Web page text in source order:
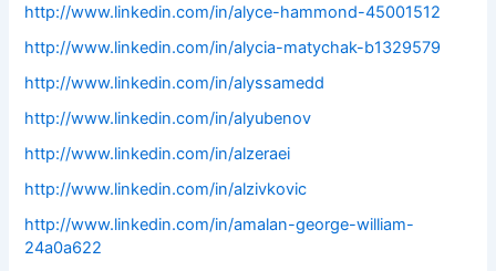
http://www.linkedin.com/in/alyce-hammond-45001512
http://www.linkedin.com/in/alycia-matychak-b1329579
http://www.linkedin.com/in/alyssamedd
http://www.linkedin.com/in/alyubenov
http://www.linkedin.com/in/alzeraei
http://www.linkedin.com/in/alzivkovic
http://www.linkedin.com/in/amalan-george-william-
24a0a622